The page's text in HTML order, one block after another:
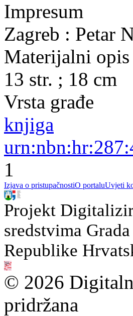
Impresum
Zagreb : Petar
Materijalni opis
13 str. ; 18 cm
Vrsta građe
knjiga
1
Izjava o pristupačnostiO portaluUvjeti
Projekt
sredstvima
Republike
© 2026
pridržana